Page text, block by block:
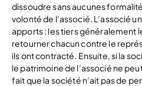
dissoudre sans aucunes
volonté de l’associé. L’associé
apports ; les tiers généralement
retourner chacun contre le
ils ont contracté. Ensuite, si la
le patrimoine de l’associé ne
fait que la société n’ait pas de